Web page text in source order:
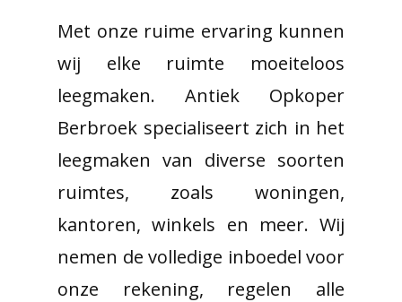
Met onze ruime ervaring kunnen
wij elke ruimte moeiteloos
leegmaken. Antiek Opkoper
Berbroek specialiseert zich in het
leegmaken van diverse soorten
ruimtes, zoals woningen,
kantoren, winkels en meer. Wij
nemen de volledige inboedel voor
onze rekening, regelen alle